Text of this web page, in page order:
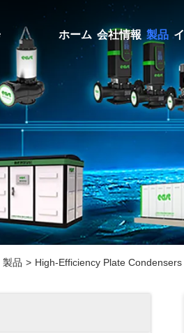
ホーム 会社情報 製品
製品 > High-Efficiency Plate